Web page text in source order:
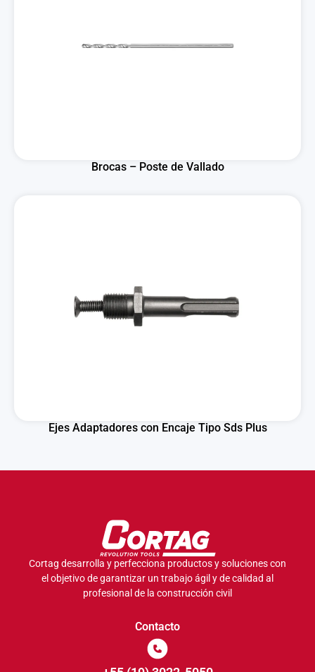
Brocas – Poste de Vallado
Ejes Adaptadores con Encaje Tipo Sds Plus
Cortag desarrolla y perfecciona productos y soluciones con
el objetivo de garantizar un trabajo ágil y de calidad al
profesional de la construcción civil
Contacto